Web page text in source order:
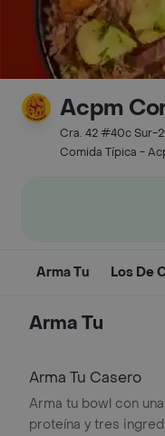
Acpm
Cra. 42 #40c Sur-
Comida Típica -
Arma Tu Los De
Arma Tu
Arma Tu Casero
Arma tu bowl con
proteína y tres